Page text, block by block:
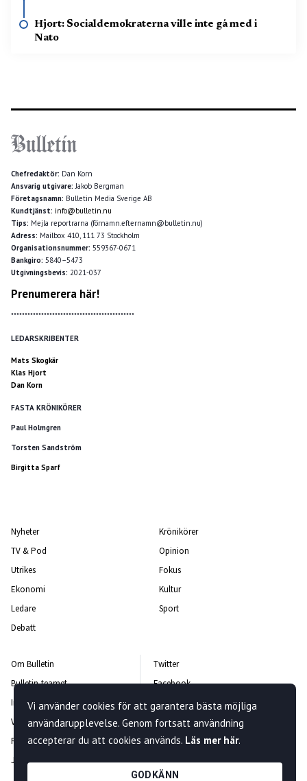
Hjort: Socialdemokraterna ville inte gå med i
Nato
Chefredaktör: Dan Korn
Ansvarig utgivare: Jakob Bergman
Företagsnamn: Bulletin Media Sverige AB
Kundtjänst: info@bulletin.nu
Tips: Mejla reportrarna (förnamn.efternamn@bulletin.nu)
Adress: Mailbox 410, 111 73 Stockholm
Organisationsnummer: 559367-0671
Bankgiro: 5840–5473
Utgivningsbevis: 2021-037
Prenumerera här!
*********************************************
LEDARSKRIBENTER
Mats Skogkär
Klas Hjort
Dan Korn
FASTA KRÖNIKÖRER
Paul Holmgren
Torsten Sandström
Birgitta Sparf
Nyheter
TV & Pod
Utrikes
Ekonomi
Ledare
Debatt
Krönikörer
Opinion
Fokus
Kultur
Sport
Om Bulletin
Bulletin-teamet
Integritetspolicy
Vanliga frågor och svar
Rättelsepolicy
Jobba hos oss
Twitter
Facebook
Instagram
Kontakta oss
Nyhetsbrev
Vi använder cookies för att garantera bästa möjliga
användarupplevelse. Genom fortsatt användning
accepterar du att cookies används. Läs mer här.
GODKÄNN